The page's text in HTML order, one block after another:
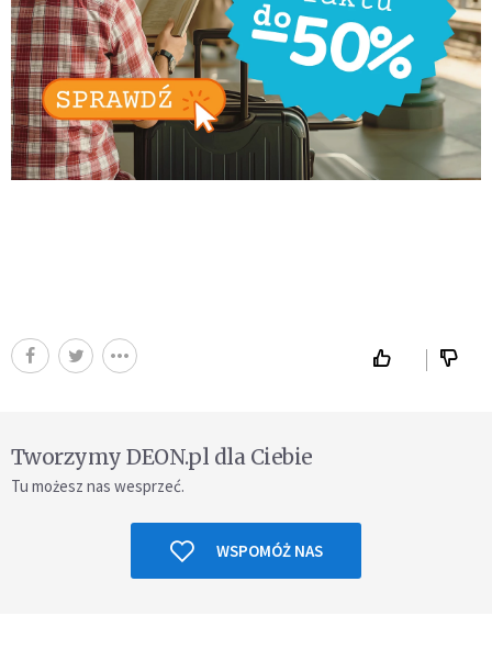
Tworzymy DEON.pl dla Ciebie
Tu możesz nas wesprzeć.
WSPOMÓŻ NAS